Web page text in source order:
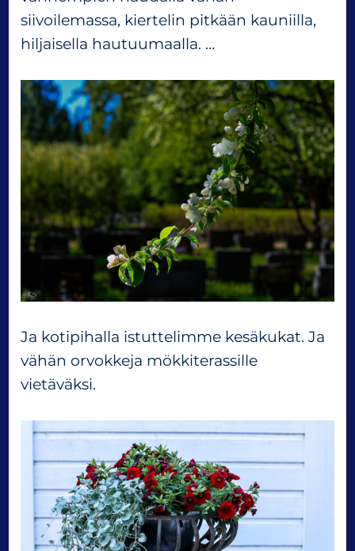
siivoilemassa, kiertelin pitkään kauniilla,
hiljaisella hautuumaalla. …
Ja kotipihalla istuttelimme kesäkukat. Ja
vähän orvokkeja mökkiterassille
vietäväksi.